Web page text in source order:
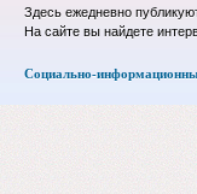
Здесь ежедневно
На сайте вы найдете
Социально-